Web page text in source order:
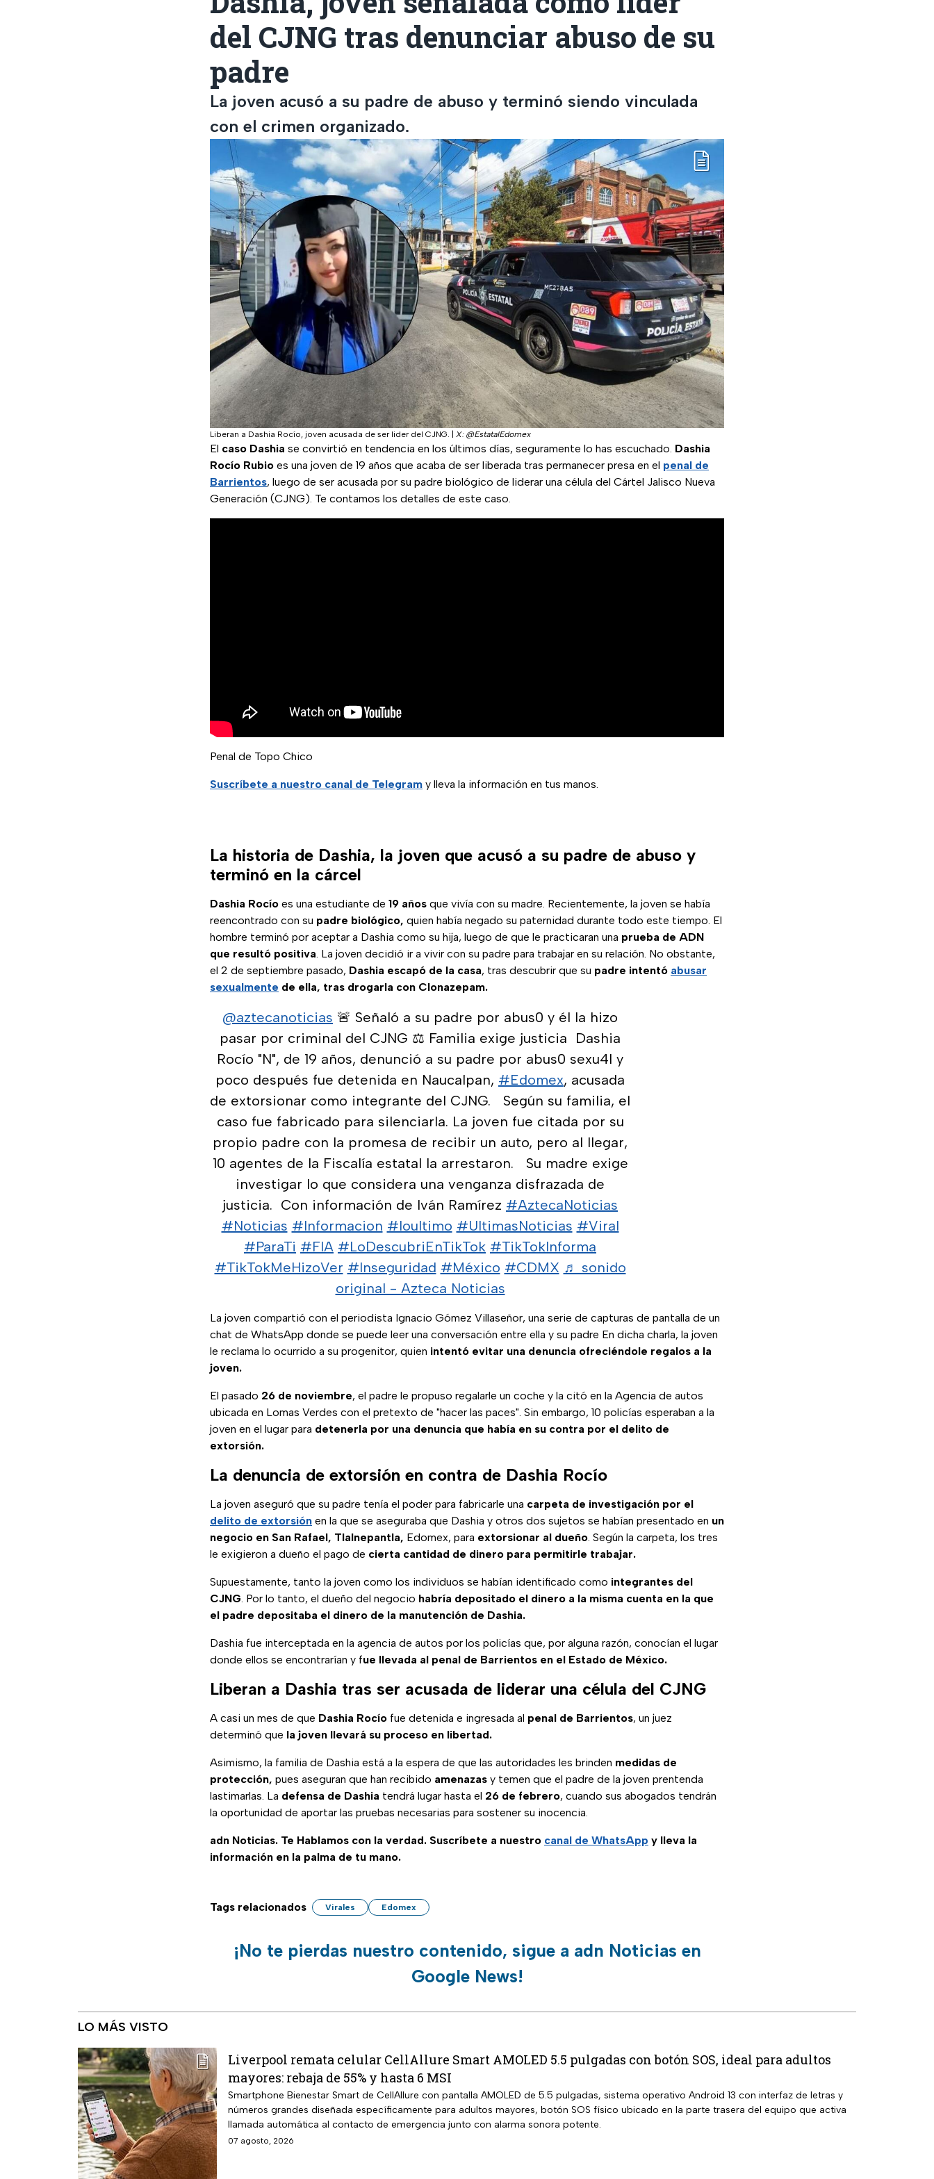
del CJNG tras denunciar abuso de su
padre
La joven acusó a su padre de abuso y terminó siendo vinculada
con el crimen organizado.
Liberan a Dashia Rocío, joven acusada de ser lider del CJNG. X: @EstatalEdomex
El caso Dashia se convirtió en tendencia en los últimos días, seguramente lo has escuchado. Dashia
Rocío Rubio es una joven de 19 años que acaba de ser liberada tras permanecer presa en el penal de
Barrientos, luego de ser acusada por su padre biológico de liderar una célula del Cártel Jalisco Nueva
Generación (CJNG). Te contamos los detalles de este caso.
Penal de Topo Chico
Suscríbete a nuestro canal de Telegram y lleva la información en tus manos.
La historia de Dashia, la joven que acusó a su padre de abuso y
terminó en la cárcel
Dashia Rocío es una estudiante de 19 años que vivía con su madre. Recientemente, la joven se había
reencontrado con su padre biológico, quien había negado su paternidad durante todo este tiempo. El
hombre terminó por aceptar a Dashia como su hija, luego de que le practicaran una prueba de ADN
que resultó positiva. La joven decidió ir a vivir con su padre para trabajar en su relación. No obstante,
el 2 de septiembre pasado, Dashia escapó de la casa, tras descubrir que su padre intentó abusar
sexualmente de ella, tras drogarla con Clonazepam.
@aztecanoticias 🚨 Señaló a su padre por abus0 y él la hizo
pasar por criminal del CJNG ⚖️ Familia exige justicia⁣ ⁣ Dashia
Rocío "N", de 19 años, denunció a su padre por abus0 sexu4l y
poco después fue detenida en Naucalpan, #Edomex, acusada
de extorsionar como integrante del CJNG. ⁣ ⁣ Según su familia, el
caso fue fabricado para silenciarla. La joven fue citada por su
propio padre con la promesa de recibir un auto, pero al llegar,
10 agentes de la Fiscalía estatal la arrestaron. ⁣ ⁣ Su madre exige
investigar lo que considera una venganza disfrazada de
justicia.⁣ ⁣ Con información de Iván Ramírez #AztecaNoticias
#Noticias #Informacion #loultimo #UltimasNoticias #Viral
#ParaTi #FIA #LoDescubriEnTikTok #TikTokInforma
#TikTokMeHizoVer #Inseguridad #México #CDMX ♬ sonido
original - Azteca Noticias
La joven compartió con el periodista Ignacio Gómez Villaseñor, una serie de capturas de pantalla de un
chat de WhatsApp donde se puede leer una conversación entre ella y su padre En dicha charla, la joven
le reclama lo ocurrido a su progenitor, quien intentó evitar una denuncia ofreciéndole regalos a la
joven.
El pasado 26 de noviembre, el padre le propuso regalarle un coche y la citó en la Agencia de autos
ubicada en Lomas Verdes con el pretexto de "hacer las paces". Sin embargo, 10 policías esperaban a la
joven en el lugar para detenerla por una denuncia que había en su contra por el delito de
extorsión.
La denuncia de extorsión en contra de Dashia Rocío
La joven aseguró que su padre tenía el poder para fabricarle una carpeta de investigación por el
delito de extorsión en la que se aseguraba que Dashia y otros dos sujetos se habían presentado en un
negocio en San Rafael, Tlalnepantla, Edomex, para extorsionar al dueño. Según la carpeta, los tres
le exigieron a dueño el pago de cierta cantidad de dinero para permitirle trabajar.
Supuestamente, tanto la joven como los individuos se habían identificado como integrantes del
CJNG. Por lo tanto, el dueño del negocio habría depositado el dinero a la misma cuenta en la que
el padre depositaba el dinero de la manutención de Dashia.
Dashia fue interceptada en la agencia de autos por los policías que, por alguna razón, conocían el lugar
donde ellos se encontrarían y fue llevada al penal de Barrientos en el Estado de México.
Liberan a Dashia tras ser acusada de liderar una célula del CJNG
A casi un mes de que Dashia Rocío fue detenida e ingresada al penal de Barrientos, un juez
determinó que la joven llevará su proceso en libertad.
Asimismo, la familia de Dashia está a la espera de que las autoridades les brinden medidas de
protección, pues aseguran que han recibido amenazas y temen que el padre de la joven prentenda
lastimarlas. La defensa de Dashia tendrá lugar hasta el 26 de febrero, cuando sus abogados tendrán
la oportunidad de aportar las pruebas necesarias para sostener su inocencia.
adn Noticias. Te Hablamos con la verdad. Suscríbete a nuestro canal de WhatsApp y lleva la
información en la palma de tu mano.
Tags relacionados Virales Edomex
¡No te pierdas nuestro contenido, sigue a adn Noticias en
Google News!
LO MÁS VISTO
Liverpool remata celular CellAllure Smart AMOLED 5.5 pulgadas con botón SOS, ideal para adultos
mayores: rebaja de 55% y hasta 6 MSI
Smartphone Bienestar Smart de CellAllure con pantalla AMOLED de 5.5 pulgadas, sistema operativo Android 13 con interfaz de letras y
números grandes diseñada específicamente para adultos mayores, botón SOS físico ubicado en la parte trasera del equipo que activa
llamada automática al contacto de emergencia junto con alarma sonora potente.
07 agosto, 2026